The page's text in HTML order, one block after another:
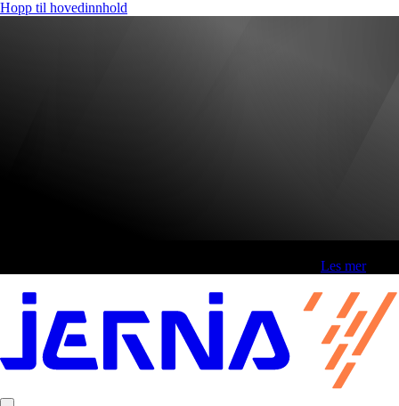
Hopp til hovedinnhold
Les mer